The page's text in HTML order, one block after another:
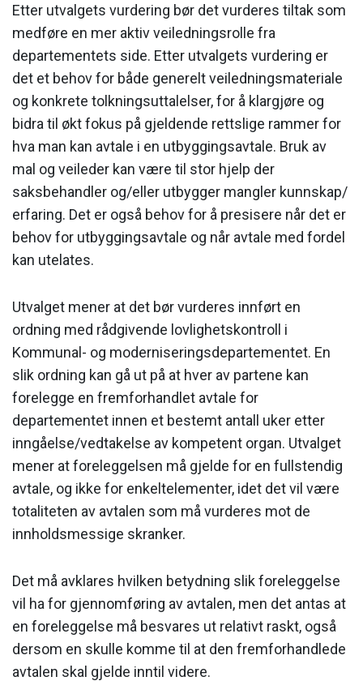
Etter utvalgets vurdering bør det vurderes tiltak som
medføre en mer aktiv veiledningsrolle fra
departementets side. Etter utvalgets vurdering er
det et behov for både generelt veiledningsmateriale
og konkrete tolkningsuttalelser, for å klargjøre og
bidra til økt fokus på gjeldende rettslige rammer for
hva man kan avtale i en utbyggingsavtale. Bruk av
mal og veileder kan være til stor hjelp der
saksbehandler og/eller utbygger mangler kunnskap/
erfaring. Det er også behov for å presisere når det er
behov for utbyggingsavtale og når avtale med fordel
kan utelates.
Utvalget mener at det bør vurderes innført en
ordning med rådgivende lovlighetskontroll i
Kommunal- og moderniseringsdepartementet. En
slik ordning kan gå ut på at hver av partene kan
forelegge en fremforhandlet avtale for
departementet innen et bestemt antall uker etter
inngåelse/vedtakelse av kompetent organ. Utvalget
mener at foreleggelsen må gjelde for en fullstendig
avtale, og ikke for enkeltelementer, idet det vil være
totaliteten av avtalen som må vurderes mot de
innholdsmessige skranker.
Det må avklares hvilken betydning slik foreleggelse
vil ha for gjennomføring av avtalen, men det antas at
en foreleggelse må besvares ut relativt raskt, også
dersom en skulle komme til at den fremforhandlede
avtalen skal gjelde inntil videre.